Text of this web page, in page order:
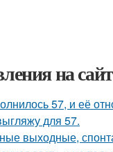
на
57, и её
для 57.
выходные,